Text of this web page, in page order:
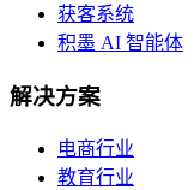
获客系统
积墨 AI 智能体
解决方案
电商行业
教育行业